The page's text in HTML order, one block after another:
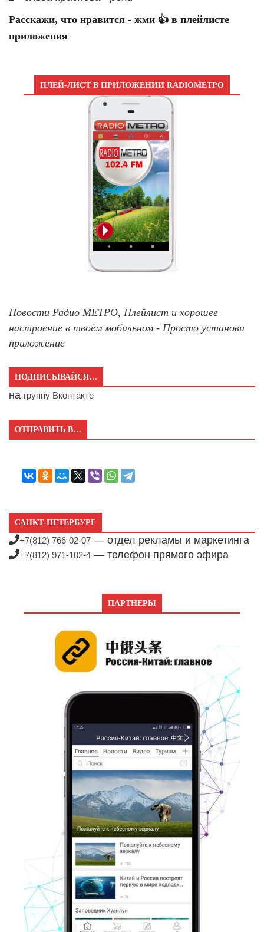
Расскажи, что нравится - жми 👍 в плейлисте
приложения
ПЛЕЙ-ЛИСТ В ПРИЛОЖЕНИИ RADIOМЕТРО
Новости Радио МЕТРО, Плейлист и хорошее
настроение в твоём мобильном - Просто установи
приложение
ПОДПИСЫВАЙСЯ…
на группу Вконтакте
ОТПРАВИТЬ В…
САНКТ-ПЕТЕРБУРГ
+7(812) 766-02-07 — отдел рекламы и маркетинга
+7(812) 971-102-4 — телефон прямого эфира
ПАРТНЕРЫ